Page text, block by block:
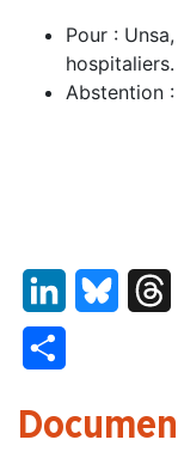
Pour :
hospitaliers.
Abstention :
LinkedInBluesky